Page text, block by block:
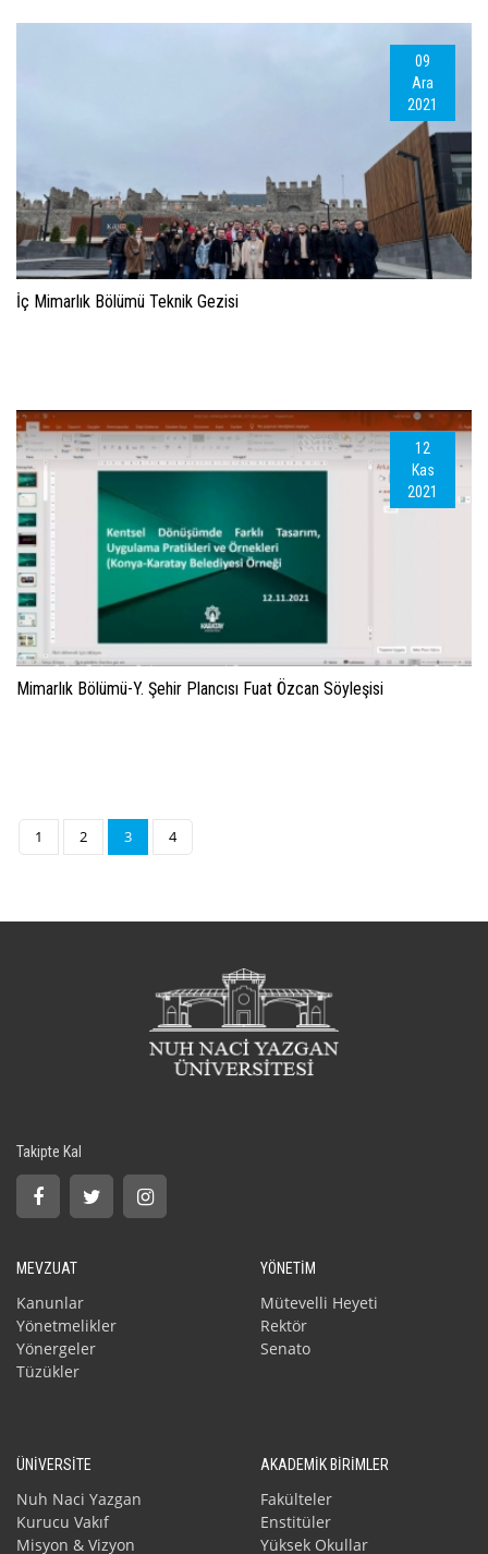
09
Ara
2021
İç Mimarlık Bölümü Teknik Gezisi
12
Kas
2021
Mimarlık Bölümü-Y. Şehir Plancısı Fuat Özcan Söyleşisi
1 2 3 4
Takipte Kal
MEVZUAT
Kanunlar
Yönetmelikler
Yönergeler
Tüzükler
YÖNETİM
Mütevelli Heyeti
Rektör
Senato
ÜNİVERSİTE
Nuh Naci Yazgan
Kurucu Vakıf
Misyon & Vizyon
AKADEMİK BİRİMLER
Fakülteler
Enstitüler
Yüksek Okullar